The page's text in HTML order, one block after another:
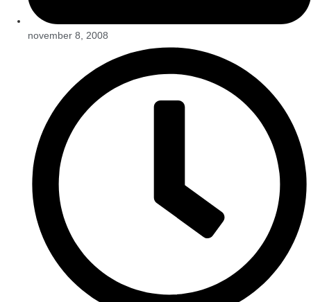
november 8, 2008